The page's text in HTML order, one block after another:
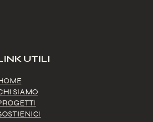
SIAMO
UTILI